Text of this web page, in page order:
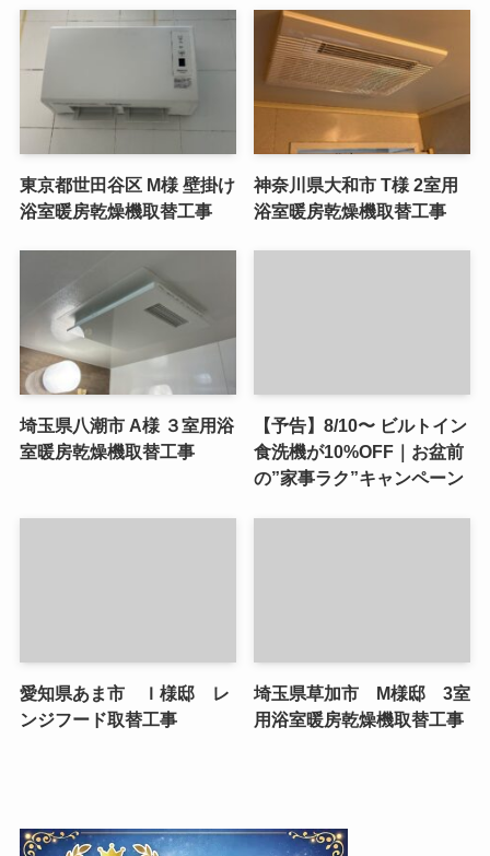
東京都世田谷区 M様 壁掛け
浴室暖房乾燥機取替工事
神奈川県大和市 T様 2室用
浴室暖房乾燥機取替工事
埼玉県八潮市 A様 ３室用浴
室暖房乾燥機取替工事
【予告】8/10〜 ビルトイン
食洗機が10%OFF｜お盆前
の”家事ラク”キャンペーン
愛知県あま市 Ｉ様邸 レ
ンジフード取替工事
埼玉県草加市 M様邸 3室
用浴室暖房乾燥機取替工事